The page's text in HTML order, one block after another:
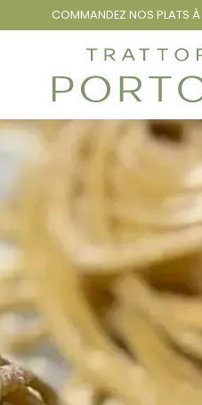
COMMANDEZ NOS PLATS À